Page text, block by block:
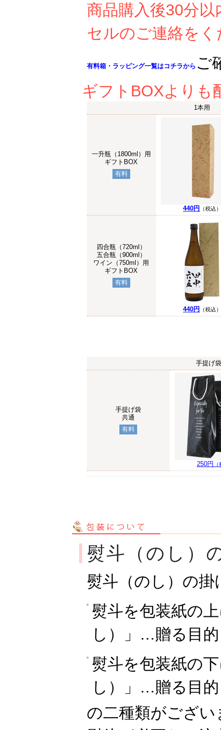
商品購入後30分
セルのご連絡を
有料箱・ラッピング一覧はコチラから ご
ギフトBOXよりも
1本用
一升瓶（1800ml）用
ギフトBOX
有料
440円 （税込）
四合瓶（720ml）
五合瓶（900ml）
ワイン（750ml）用
ギフトBOX
有料
440円 （税込）
手提げ
手提げ袋
共通
有料
250円
熨斗（のし）
熨斗（のし）の
熨斗を包装紙の
し）」…贈る目
熨斗を包装紙の
し）」…贈る目
の二種類がござい